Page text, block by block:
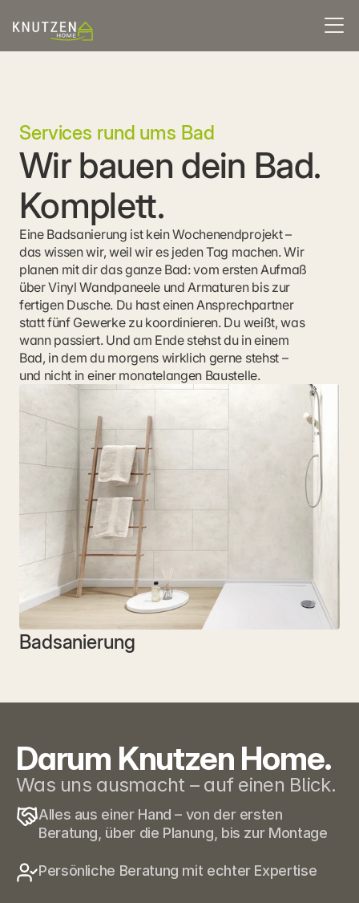
Services rund ums Bad
Wir bauen dein Bad.
Komplett.
Eine Badsanierung ist kein Wochenendprojekt –
das wissen wir, weil wir es jeden Tag machen. Wir
planen mit dir das ganze Bad: vom ersten Aufmaß
über Vinyl Wandpaneele und Armaturen bis zur
fertigen Dusche. Du hast einen Ansprechpartner
statt fünf Gewerke zu koordinieren. Du weißt, was
wann passiert. Und am Ende stehst du in einem
Bad, in dem du morgens wirklich gerne stehst –
und nicht in einer monatelangen Baustelle.
Badsanierung
Darum Knutzen Home.
Was uns ausmacht – auf einen Blick.
Alles aus einer Hand – von der ersten
Beratung, über die Planung, bis zur Montage
Persönliche Beratung mit echter Expertise